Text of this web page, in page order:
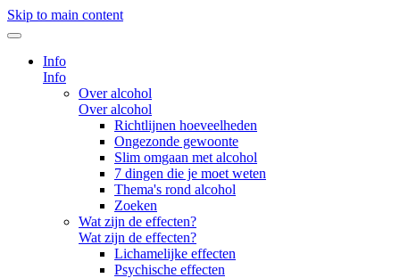
Skip to main content
Info
Info
Over alcohol
Over alcohol
Richtlijnen hoeveelheden
Ongezonde gewoonte
Slim omgaan met alcohol
7 dingen die je moet weten
Thema's rond alcohol
Zoeken
Wat zijn de effecten?
Wat zijn de effecten?
Lichamelijke effecten
Psychische effecten